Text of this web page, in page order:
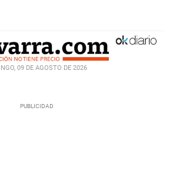
09 DE AGOSTO DE 2026